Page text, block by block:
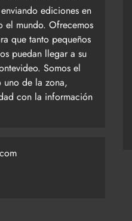
ediciones en
el mundo. Ofrecemos
que tanto pequeños
puedan llegar a su
Somos el
uno de la zona,
con la información